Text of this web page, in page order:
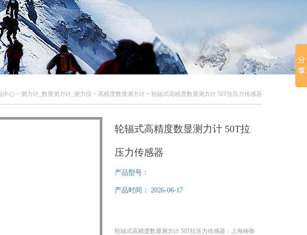
中心 > 测力计_数显测力计_测力仪 > 高精度数显测力计 > 轮辐式高精度数显测力计 50T拉压力传感器
轮辐式高精度数显测力计 50T拉
压力传感器
产品型号：
产品时间： 2026-06-17
轮辐式高精度数显测力计 50T拉压力传感器：上海铸衡